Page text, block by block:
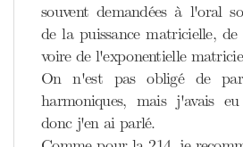
souvent demandées à l'oral
de la puissance matricielle,
voire de l'exponentielle
On n'est pas obligé de
harmoniques, mais j'avais
donc j'en ai parlé.